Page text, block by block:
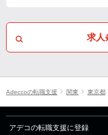
求人
Adeccoの転職支援 関東 東京都
アデコの転職支援に登録